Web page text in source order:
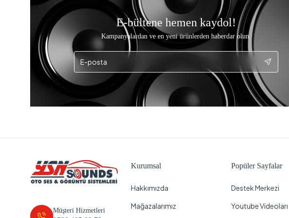
E-bültene hemen kaydol!
Kampanyalardan ve en yeni ürünlerden haberdar olun.
Müşteri Hizmetleri
Kurumsal
Hakkımızda
Mağazalarımız
Popüler Sayfalar
Destek Merkezi
Youtube Videoları